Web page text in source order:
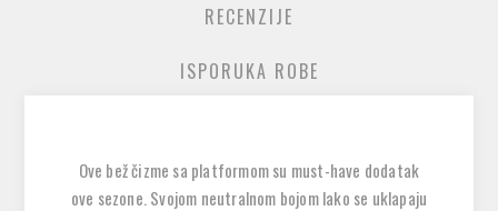
RECENZIJE
ISPORUKA ROBE
Ove bež čizme sa platformom su must-have dodatak
ove sezone. Svojom neutralnom bojom lako se uklapaju